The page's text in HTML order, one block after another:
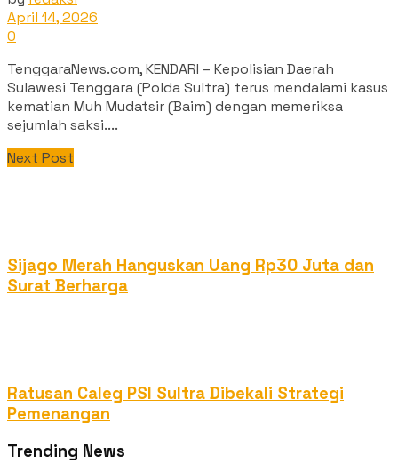
April 14, 2026
0
TenggaraNews.com, KENDARI – Kepolisian Daerah
Sulawesi Tenggara (Polda Sultra) terus mendalami kasus
kematian Muh Mudatsir (Baim) dengan memeriksa
sejumlah saksi....
Next Post
Sijago Merah Hanguskan Uang Rp30 Juta dan
Surat Berharga
Ratusan Caleg PSI Sultra Dibekali Strategi
Pemenangan
Trending News